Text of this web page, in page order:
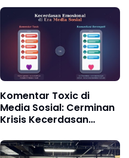
Komentar Toxic di
Media Sosial: Cerminan
Krisis Kecerdasan